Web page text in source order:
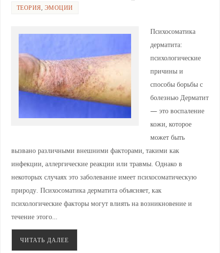
ТЕОРИЯ, ЭМОЦИИ
Психосоматика
дерматита:
психологические
причины и
способы борьбы с
болезнью Дерматит
— это воспаление
кожи, которое
может быть
вызвано различными внешними факторами, такими как
инфекции, аллергические реакции или травмы. Однако в
некоторых случаях это заболевание имеет психосоматическую
природу. Психосоматика дерматита объясняет, как
психологические факторы могут влиять на возникновение и
течение этого…
ЧИТАТЬ ДАЛЕЕ